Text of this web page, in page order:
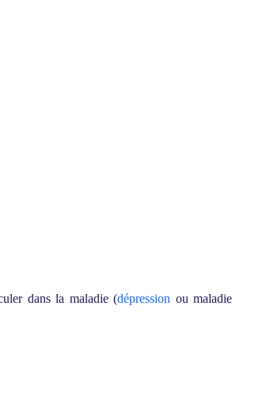
dans la maladie (dépression ou maladie